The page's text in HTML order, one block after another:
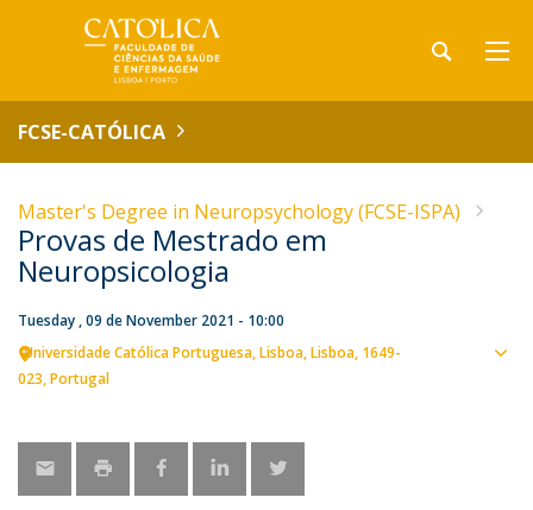
FCSE-CATÓLICA
Master's Degree in Neuropsychology (FCSE-ISPA)
Provas de Mestrado em
Neuropsicologia
Tuesday , 09 de November 2021 - 10:00
Universidade Católica Portuguesa Lisboa Lisboa 1649-
023 Portugal